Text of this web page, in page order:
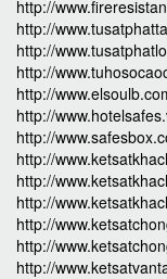
http://
http://
http://
http://
http://
http://
http://
http://
http://
http://
http://
http://
http://